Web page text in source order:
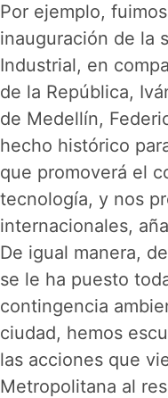
Por ejemplo,
inauguración de la
Industrial, en
de la República,
de Medellín,
hecho histórico
que promoverá el
tecnología, y nos
internacionales,
De igual manera,
se le ha puesto
contingencia
ciudad, hemos
las acciones que
Metropolitana al